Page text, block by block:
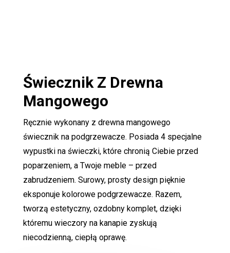
Świecznik Z Drewna
Mangowego
Ręcznie wykonany z drewna mangowego
świecznik na podgrzewacze. Posiada 4 specjalne
wypustki na świeczki, które chronią Ciebie przed
poparzeniem, a Twoje meble – przed
zabrudzeniem. Surowy, prosty design pięknie
eksponuje kolorowe podgrzewacze. Razem,
tworzą estetyczny, ozdobny komplet, dzięki
któremu wieczory na kanapie zyskują
niecodzienną, ciepłą oprawę.